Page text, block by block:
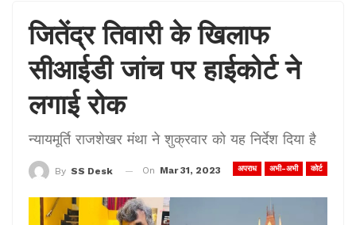
जितेंद्र तिवारी के खिलाफ
सीआईडी जांच पर हाईकोर्ट ने
लगाई रोक
न्यायमूर्ति राजशेखर मंथा ने शुक्रवार को यह निर्देश दिया है
अपराध अभी-अभी कोर्ट
By SS Desk On Mar 31, 2023